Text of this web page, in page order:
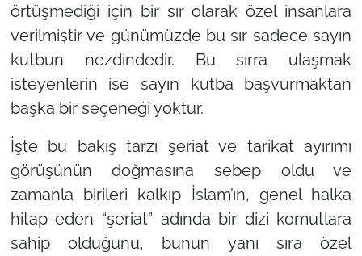
örtüşmediği için bir sır olarak özel insanlara
verilmiştir ve günümüzde bu sır sadece sayın
kutbun nezdindedir. Bu sırra ulaşmak
isteyenlerin ise sayın kutba başvurmaktan
başka bir seçeneği yoktur.
İşte bu bakış tarzı şeriat ve tarikat ayırımı
görüşünün doğmasına sebep oldu ve
zamanla birileri kalkıp İslam’ın, genel halka
hitap eden “şeriat” adında bir dizi komutlara
sahip olduğunu, bunun yanı sıra özel